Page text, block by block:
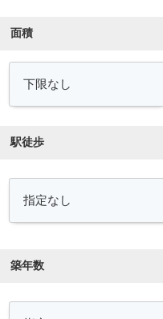
面積
駅徒歩
築年数